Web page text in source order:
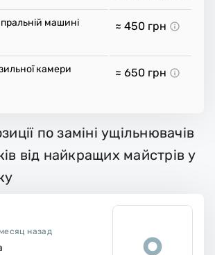
машині
≈ 450 грн
камери
≈ 650 грн
по заміні ущільнювачів
від найкращих майстрів у
назад